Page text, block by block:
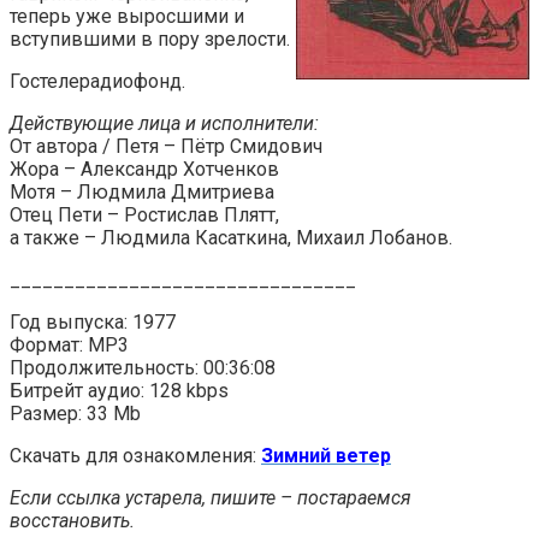
теперь уже выросшими и
вступившими в пору зрелости.
Гостелерадиофонд.
Действующие лица и исполнители:
От автора / Петя – Пётр Смидович
Жора – Александр Хотченков
Мотя – Людмила Дмитриева
Отец Пети – Ростислав Плятт,
а также – Людмила Касаткина, Михаил Лобанов.
Год выпуска: 1977
Формат: MP3
Продолжительность: 00:36:08
Битрейт аудио: 128 kbps
Размер: 33 Mb
Скачать для ознакомления: Зимний ветер
Если ссылка устарела, пишите – постараемся
восстановить.